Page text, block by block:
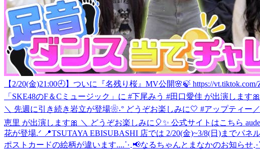
【2/20(金)21:00🕘】ついに『名残り桜』MV公開🌸🍃 https://
「SKE48のF＆Cミュージック」に #下尾みう #田口愛佳 が出演します
＼ 先週に引き続き岩立が登場❀˖° どうぞお楽しみに🤍 #アップティー
恵里 が出演します🎀 ＼ どうぞお楽しみに🎈✨ 公式サイトはこちら
花が登場.ᐟ 📍TSUTAYA EBISUBASHI 店では 2/20(金)~3/8(日)
ポストカードの絵柄が違います....⋱📢なるちゃんとまなかのお知らせ⋰